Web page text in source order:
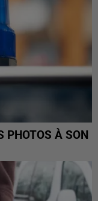
PHOTOS À SON